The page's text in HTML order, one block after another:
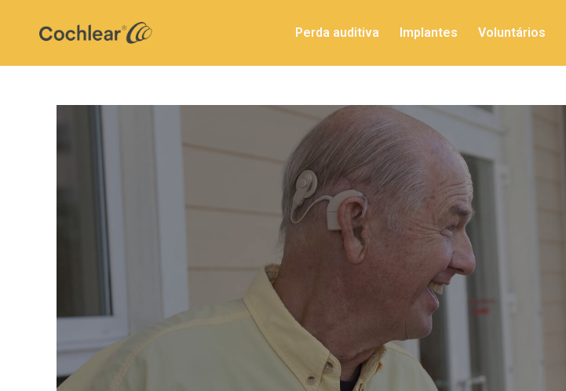
Perda auditiva Implantes Voluntários